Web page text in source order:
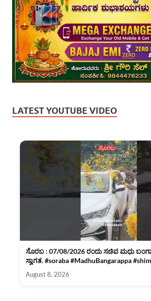
LATEST YOUTUBE VIDEO
ಸೊರಬ : 07/08/2026 ರಂದು ಸಚಿವ ಮಧು
ಸ್ವಾಗತ. #soraba #MadhuBangarappa
August 8, 2026